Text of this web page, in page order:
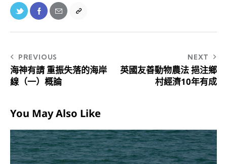
PREVIOUS
海神有請 重振失落的海岸
線（一）概論
NEXT
英國友善動物農法 挹注鄉
村經濟10年有成
You May Also Like